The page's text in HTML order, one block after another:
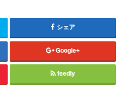
シェア
Google+
feedly